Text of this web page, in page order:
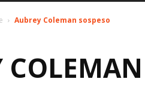
Aubrey Coleman sospeso